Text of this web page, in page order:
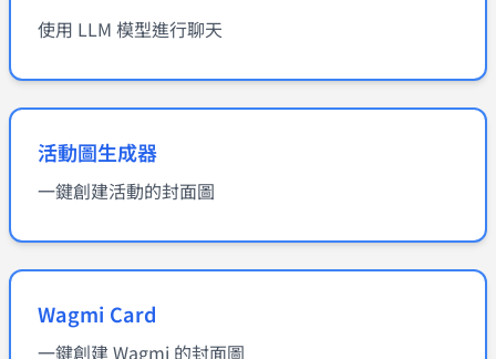
使用 LLM 模型進行聊天
活動圖生成器
一鍵創建活動的封面圖
Wagmi Card
一鍵創建 Wagmi 的封面圖